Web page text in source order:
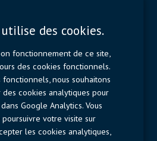
Contactors & Fuses
Measurement
Resistors
des cookies.
fonctionnement de ce site,
des cookies fonctionnels.
nous souhaitons
cookies analytiques pour
Google Analytics. Vous
votre visite sur
les cookies analytiques,